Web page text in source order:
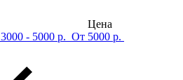
Цена
3000 - 5000 р. От 5000 р.